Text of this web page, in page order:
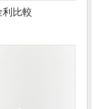
比較